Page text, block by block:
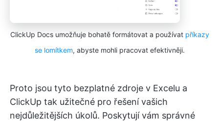
ClickUp Docs umožňuje bohatě formátovat a používat příkazy
se lomítkem, abyste mohli pracovat efektivněji.
Proto jsou tyto bezplatné zdroje v Excelu a
ClickUp tak užitečné pro řešení vašich
nejdůležitějších úkolů. Poskytují vám správné